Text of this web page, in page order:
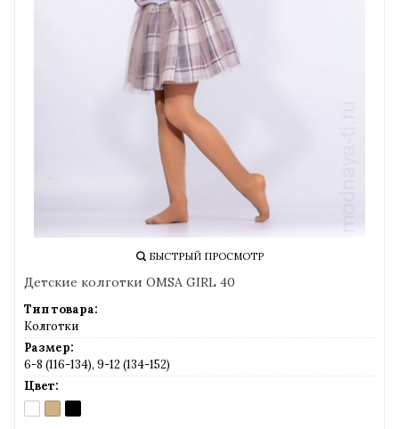
БЫСТРЫЙ ПРОСМОТР
Детские колготки OMSA GIRL 40
Тип товара:
Колготки
Размер:
6-8 (116-134), 9-12 (134-152)
Цвет:
BIANCO
(белый)
CARAMELLO
(телесный)
NERO
(черный)